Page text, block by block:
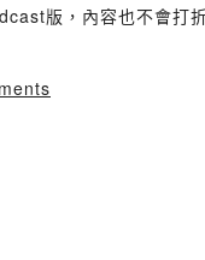
版，內容也不會打